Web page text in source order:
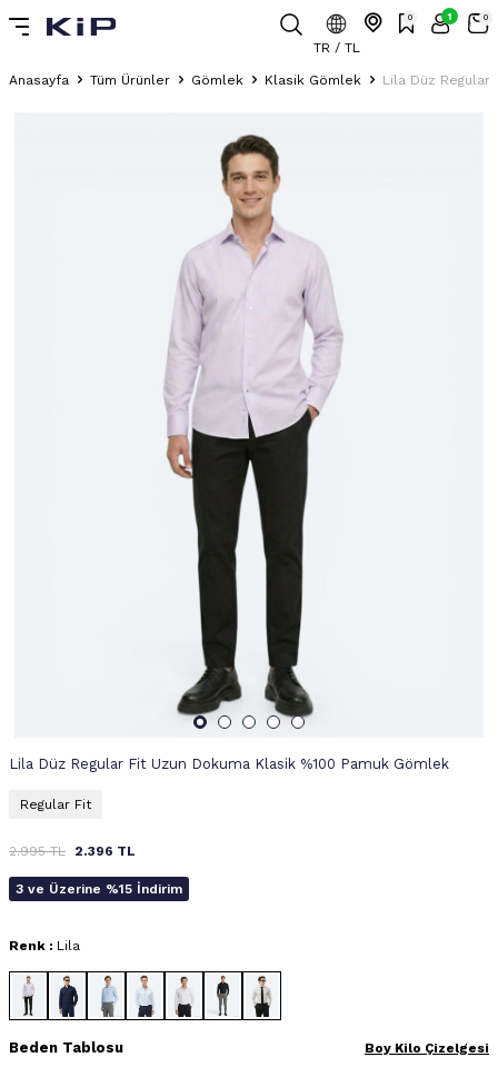
TR / TL
0 1 0
Anasayfa Tüm Ürünler Gömlek Klasik Gömlek Lila Düz Regular
Lila Düz Regular Fit Uzun Dokuma Klasik %100 Pamuk Gömlek
Regular Fit
2.995TL 2.396 TL
3 ve Üzerine %15 İndirim
Renk : Lila
Beden Tablosu Boy Kilo Çizelgesi